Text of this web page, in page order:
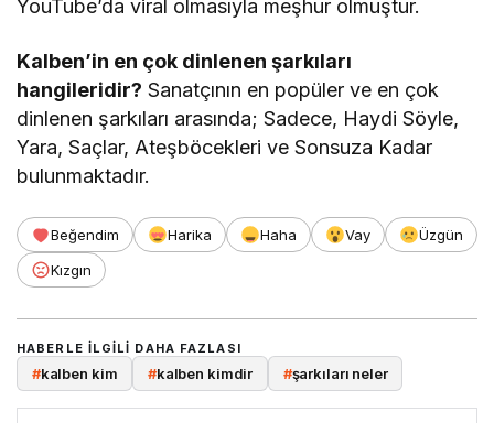
YouTube’da viral olmasıyla meşhur olmuştur.
Kalben’in en çok dinlenen şarkıları
hangileridir? Sanatçının en popüler ve en çok
dinlenen şarkıları arasında; Sadece, Haydi Söyle,
Yara, Saçlar, Ateşböcekleri ve Sonsuza Kadar
bulunmaktadır.
Beğendim Harika Haha Vay
Üzgün
Kızgın
HABERLE ILGILI DAHA FAZLASI
#kalben kim #kalben kimdir #şarkıları neler